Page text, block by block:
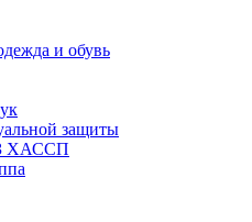
и обувь
защиты
ХАССП